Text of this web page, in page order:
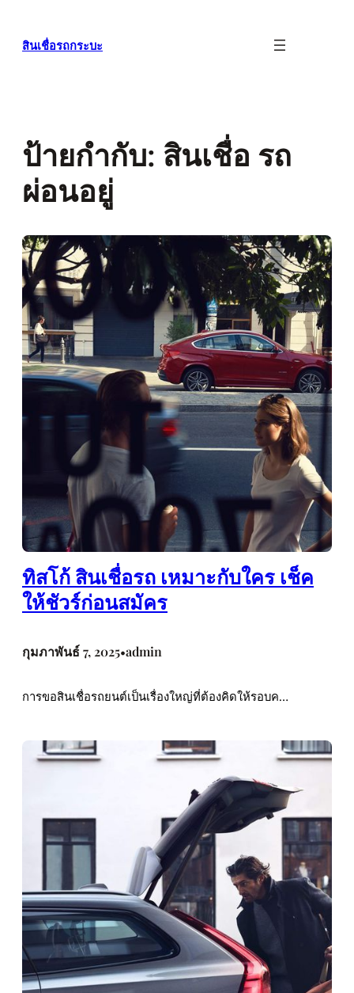
สินเชื่อรถกระบะ
ป้ายกำกับ: สินเชื่อ รถ
ผ่อนอยู่
ทิสโก้ สินเชื่อรถ เหมาะกับใคร เช็ค
ให้ชัวร์ก่อนสมัคร
กุมภาพันธ์ 7, 2025•admin
การขอสินเชื่อรถยนต์เป็นเรื่องใหญ่ที่ต้องคิดให้รอบค…